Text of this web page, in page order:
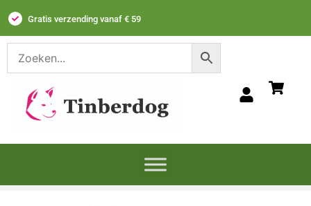
Gratis verzending vanaf € 59